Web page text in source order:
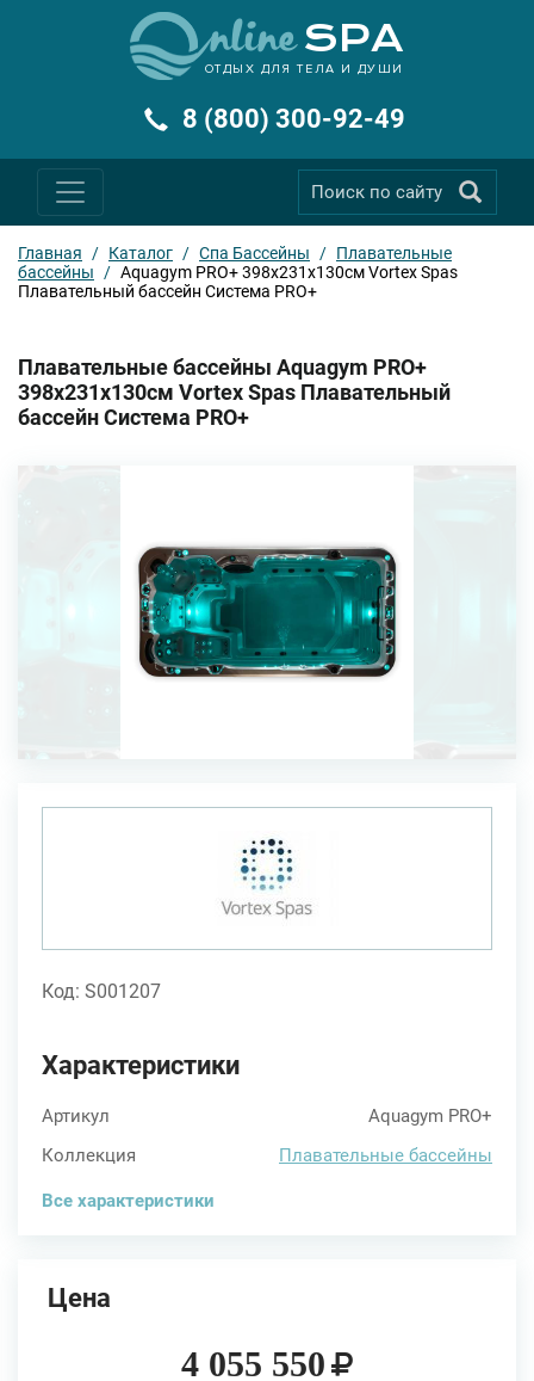
ОТДЫХ ДЛЯ ТЕЛА И ДУШИ
8 (800) 300-92-49
Главная / Каталог / Спа Бассейны / Плавательные
бассейны
/ Aquagym PRO+ 398х231x130см Vortex Spas
Плавательный бассейн Система PRO+
Плавательные бассейны Aquagym PRO+
398х231x130см Vortex Spas Плавательный
бассейн Система PRO+
Код: S001207
Характеристики
Артикул
Aquagym PRO+
Коллекция
Плавательные бассейны
Все характеристики
Цена
4 055 550